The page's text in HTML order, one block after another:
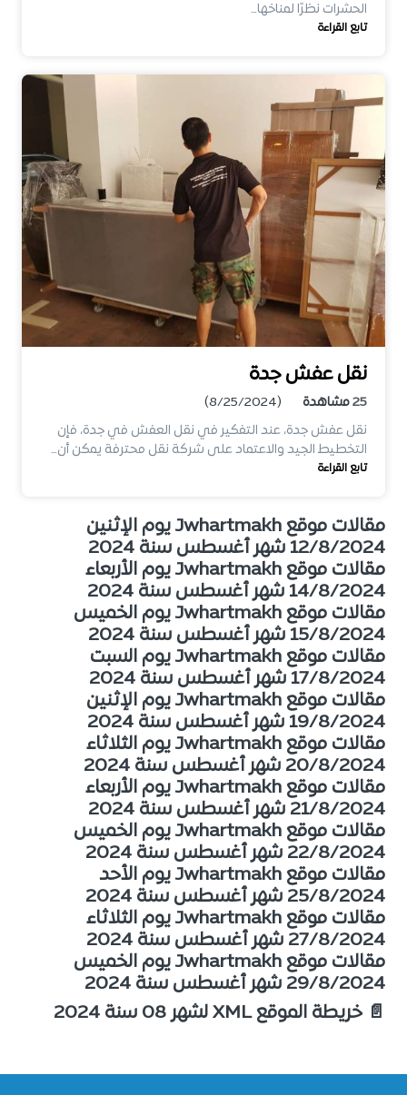
الحشرات نظرًا لمناخها…
تابع القراءة
نقل عفش جدة
25مشاهدة
(8/25/2024)
نقل عفش جدة، عند التفكير في نقل العفش في جدة، فإن
التخطيط الجيد والاعتماد على شركة نقل محترفة يمكن أن…
تابع القراءة
مقالات موقع Jwhartmakh يوم الإثنين
12/8/2024 شهر أغسطس سنة 2024
مقالات موقع Jwhartmakh يوم الأربعاء
14/8/2024 شهر أغسطس سنة 2024
مقالات موقع Jwhartmakh يوم الخميس
15/8/2024 شهر أغسطس سنة 2024
مقالات موقع Jwhartmakh يوم السبت
17/8/2024 شهر أغسطس سنة 2024
مقالات موقع Jwhartmakh يوم الإثنين
19/8/2024 شهر أغسطس سنة 2024
مقالات موقع Jwhartmakh يوم الثلاثاء
20/8/2024 شهر أغسطس سنة 2024
مقالات موقع Jwhartmakh يوم الأربعاء
21/8/2024 شهر أغسطس سنة 2024
مقالات موقع Jwhartmakh يوم الخميس
22/8/2024 شهر أغسطس سنة 2024
مقالات موقع Jwhartmakh يوم الأحد
25/8/2024 شهر أغسطس سنة 2024
مقالات موقع Jwhartmakh يوم الثلاثاء
27/8/2024 شهر أغسطس سنة 2024
مقالات موقع Jwhartmakh يوم الخميس
29/8/2024 شهر أغسطس سنة 2024
📄 خريطة الموقع XML لشهر 08 سنة 2024